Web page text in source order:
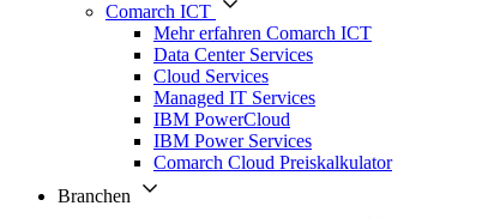
Comarch ICT
Mehr erfahren Comarch ICT
Data Center Services
Cloud Services
Managed IT Services
IBM PowerCloud
IBM Power Services
Comarch Cloud Preiskalkulator
Branchen